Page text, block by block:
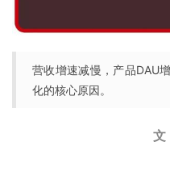
营收增速减慢，产品DAU
化的核心原因。
文